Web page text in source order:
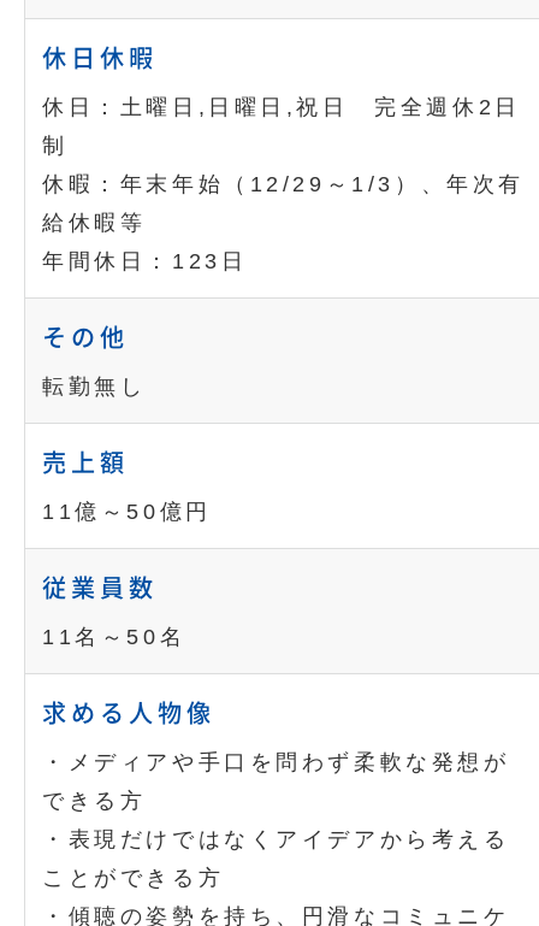
休日休暇
休日：土曜日,日曜日,祝日 完全週休2日
制
休暇：年末年始（12/29～1/3）、年次有
給休暇等
年間休日：123日
その他
転勤無し
売上額
11億～50億円
従業員数
11名～50名
求める人物像
・メディアや手口を問わず柔軟な発想が
できる方
・表現だけではなくアイデアから考える
ことができる方
・傾聴の姿勢を持ち、円滑なコミュニケ